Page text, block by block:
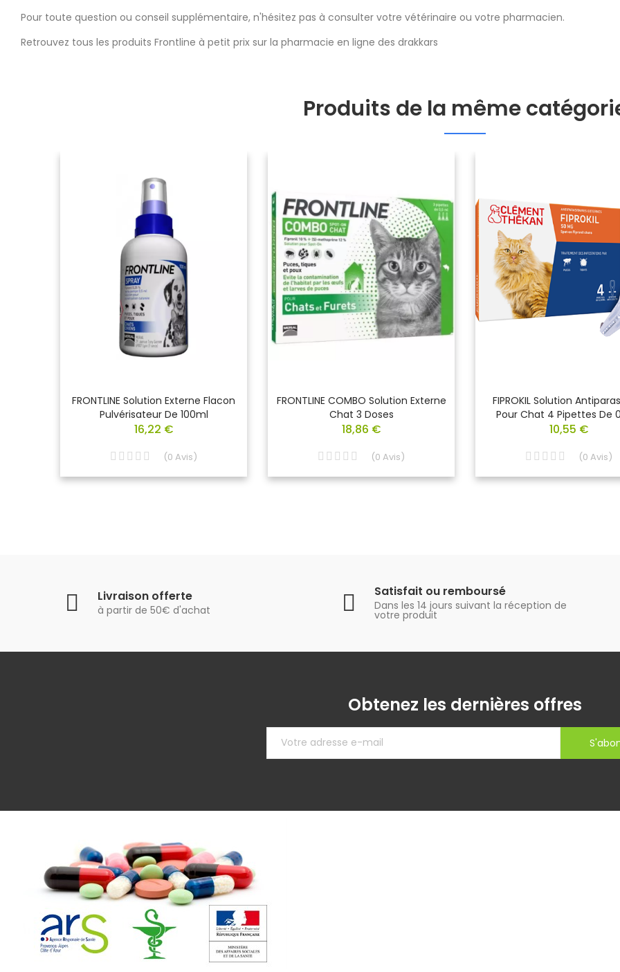
Pour toute question ou conseil supplémentaire, n'hésitez pas à consulter votre vétérinaire ou votre pharmacien.
Retrouvez tous les produits Frontline à petit prix sur la pharmacie en ligne des drakkars
Produits de la même
FRONTLINE Solution Externe Flacon
Pulvérisateur De 100ml
16,22 €
(0 Avis)
FRONTLINE COMBO Solution Externe
Chat 3 Doses
18,86 €
(0 Avis)
FIPROKIL Solution
Pour Chat 4 Pipettes De
10,55 €
(0 Avis)
Livraison offerte
à partir de 50€ d'achat
Satisfait ou remboursé
Dans les 14 jours suivant la réception de
votre produit
Obtenez les dernières offres